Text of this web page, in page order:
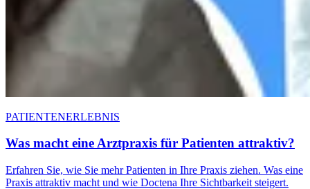
PATIENTENERLEBNIS
Was macht eine Arztpraxis für Patienten attraktiv?
Erfahren Sie, wie Sie mehr Patienten in Ihre Praxis ziehen. Was eine
Praxis attraktiv macht und wie Doctena Ihre Sichtbarkeit steigert.